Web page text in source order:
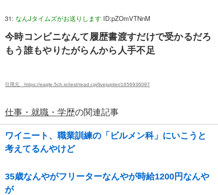
31: なんJタイムズがお送りします ID:pZOmVTNnM
今時コンビニなんて履歴書渡すだけで受かるだろ
もう誰もやりたがらんから人手不足
引用元 https://eagle.5ch.io/test/read.cgi/livejupiter/1656936097
仕事・就職・学歴の関連記事
ワイニート、職業訓練の「ビルメン科」にいこうと
考えてるんやけど
35歳なんやがフリーターなんやが時給1200円なんや
が